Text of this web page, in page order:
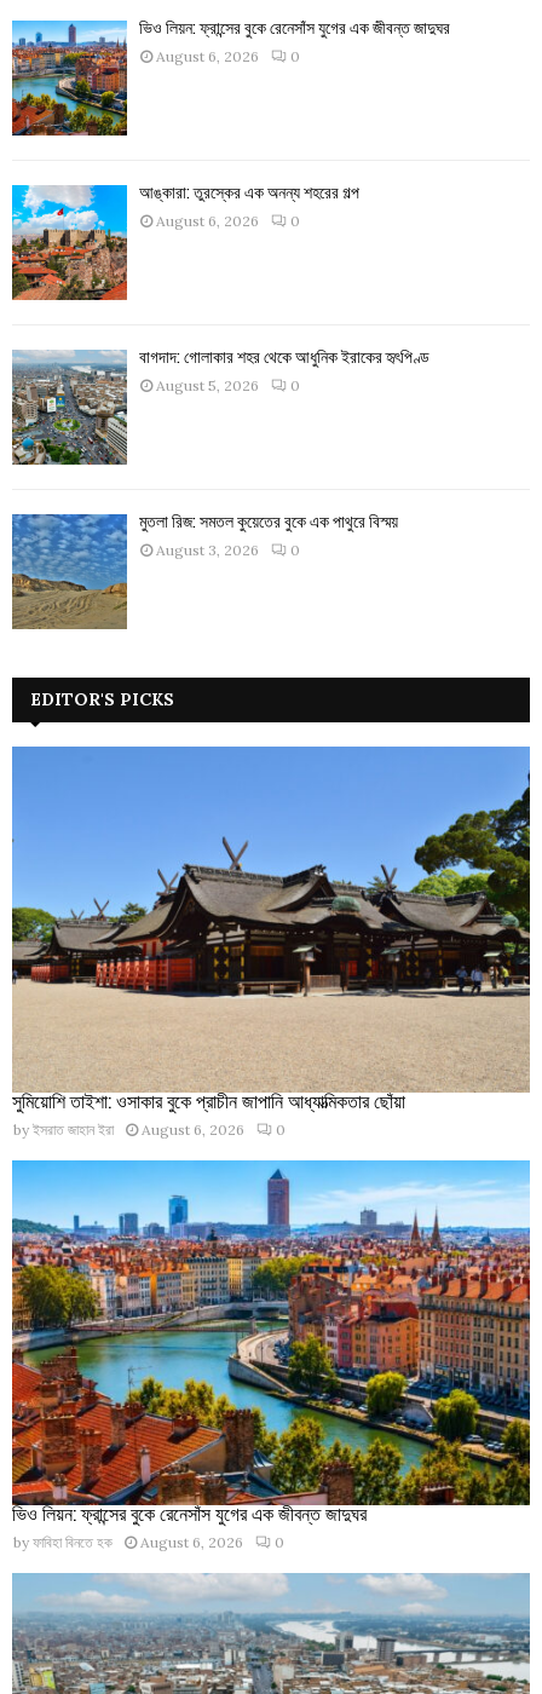
ভিও লিয়ন: ফ্রান্সের বুকে রেনেসাঁস যুগের এক জীবন্ত জাদুঘর
August 6, 2026 0
আঙ্কারা: তুরস্কের এক অনন্য শহরের গল্প
August 6, 2026 0
বাগদাদ: গোলাকার শহর থেকে আধুনিক ইরাকের হৃৎপিণ্ড
August 5, 2026 0
মুতলা রিজ: সমতল কুয়েতের বুকে এক পাথুরে বিস্ময়
August 3, 2026 0
EDITOR'S PICKS
সুমিয়োশি তাইশা: ওসাকার বুকে প্রাচীন জাপানি আধ্যাত্মিকতার ছোঁয়া
by ইসরাত জাহান ইরা August 6, 2026 0
ভিও লিয়ন: ফ্রান্সের বুকে রেনেসাঁস যুগের এক জীবন্ত জাদুঘর
by ফাবিহা বিনতে হক August 6, 2026 0